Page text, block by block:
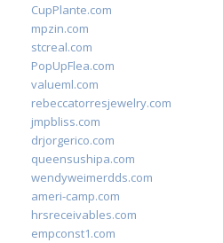
CupPlante.com
mpzin.com
stcreal.com
PopUpFlea.com
valueml.com
rebeccatorresjewelry.com
jmpbliss.com
drjorgerico.com
queensushipa.com
wendyweimerdds.com
ameri-camp.com
hrsreceivables.com
empconst1.com